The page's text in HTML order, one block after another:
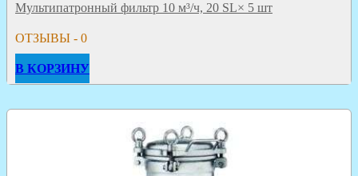
Мультипатронный фильтр 10 м³/ч, 20 SL× 5 шт
ОТЗЫВЫ - 0
В КОРЗИНУ